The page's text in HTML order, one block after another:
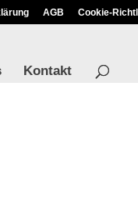
AGB Cookie-
Kontakt